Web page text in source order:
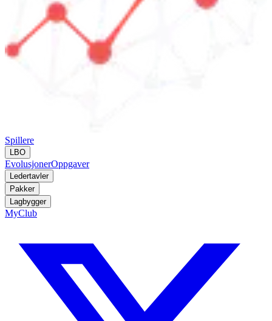
Spillere
LBO
EvolusjonerOppgaver
Ledertavler
Pakker
Lagbygger
MyClub